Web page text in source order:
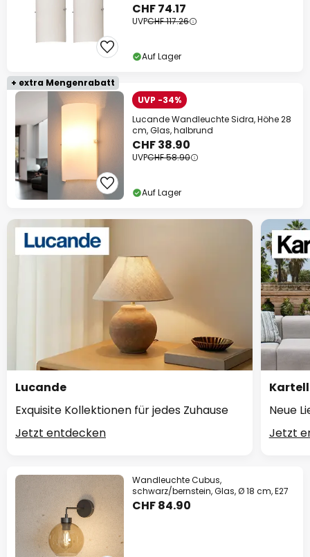
CHF 74.17
UVPCHF 117.26
Auf Lager
+ extra Mengenrabatt
UVP -34%
Lucande Wandleuchte Sidra, Höhe 28
cm, Glas, halbrund
CHF 38.90
UVPCHF 58.90
Auf Lager
Lucande
Exquisite Kollektionen für jedes Zuhause
Jetzt entdecken
Kartell
Neue
Jetzt
Wandleuchte Cubus,
schwarz/bernstein, Glas, Ø 18 cm, E27
CHF 84.90